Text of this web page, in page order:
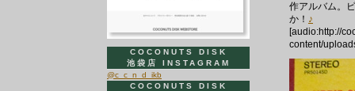
作アルバム。
か！ ♪
[audio:http://
content/
COCONUTS DISK
池袋店 INSTAGRAM
@c_c_n_d_ikb
COCONUTS DISK